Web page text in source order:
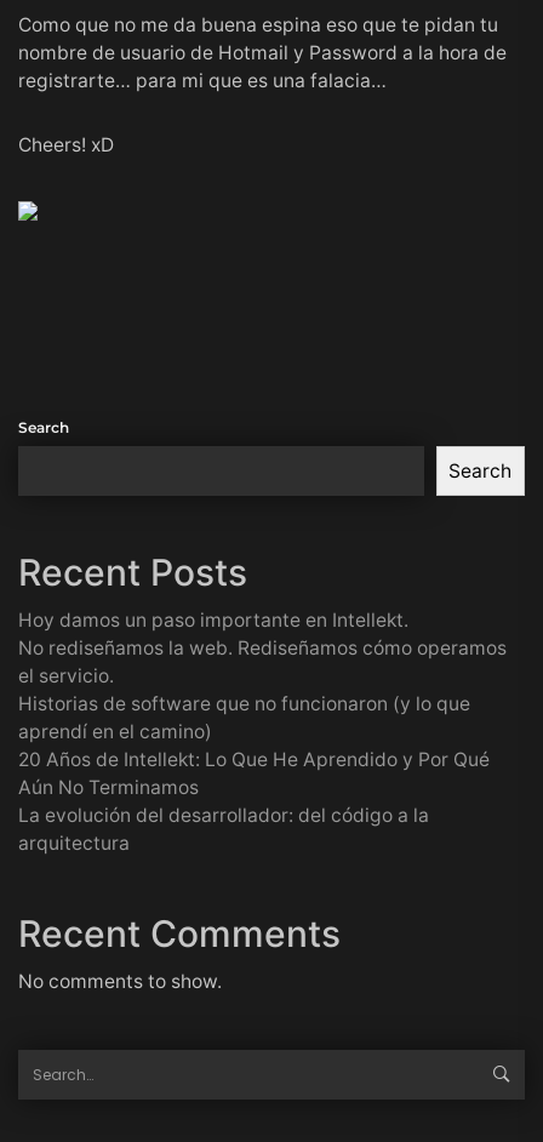
Como que no me da buena espina eso que te pidan tu
nombre de usuario de Hotmail y Password a la hora de
registrarte… para mi que es una falacia…
Cheers! xD
Search
Search
Recent Posts
Hoy damos un paso importante en Intellekt.
No rediseñamos la web. Rediseñamos cómo operamos
el servicio.
Historias de software que no funcionaron (y lo que
aprendí en el camino)
20 Años de Intellekt: Lo Que He Aprendido y Por Qué
Aún No Terminamos
La evolución del desarrollador: del código a la
arquitectura
Recent Comments
No comments to show.